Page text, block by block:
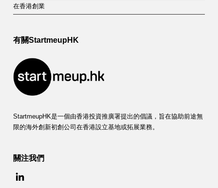
在香港創業
有關StartmeupHK
StartmeupHK是一個由香港投資推廣署提出的倡議，旨在協助前途無
限的海外創新初創公司在香港設立基地或拓展業務。
關注我們